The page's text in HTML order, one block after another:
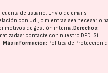
de usuario. Envío de emails
con Ud., o mientras sea necesario
motivos de gestión interna.Derechos:
contacte con nuestro DPD. Si
.Más información: Política de Protección